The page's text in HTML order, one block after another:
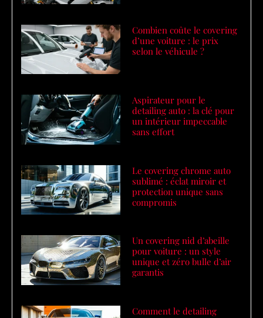
Combien coûte le covering
d’une voiture : le prix
selon le véhicule ?
Aspirateur pour le
detailing auto : la clé pour
un intérieur impeccable
sans effort
Le covering chrome auto
sublimé : éclat miroir et
protection unique sans
compromis
Un covering nid d’abeille
pour voiture : un style
unique et zéro bulle d’air
garantis
Comment le detailing